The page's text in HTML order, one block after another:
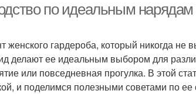
по идеальным нарядам
женского гардероба, который никогда не
делают ее идеальным выбором для
или повседневная прогулка. В этой
и поделимся полезными советами по ее